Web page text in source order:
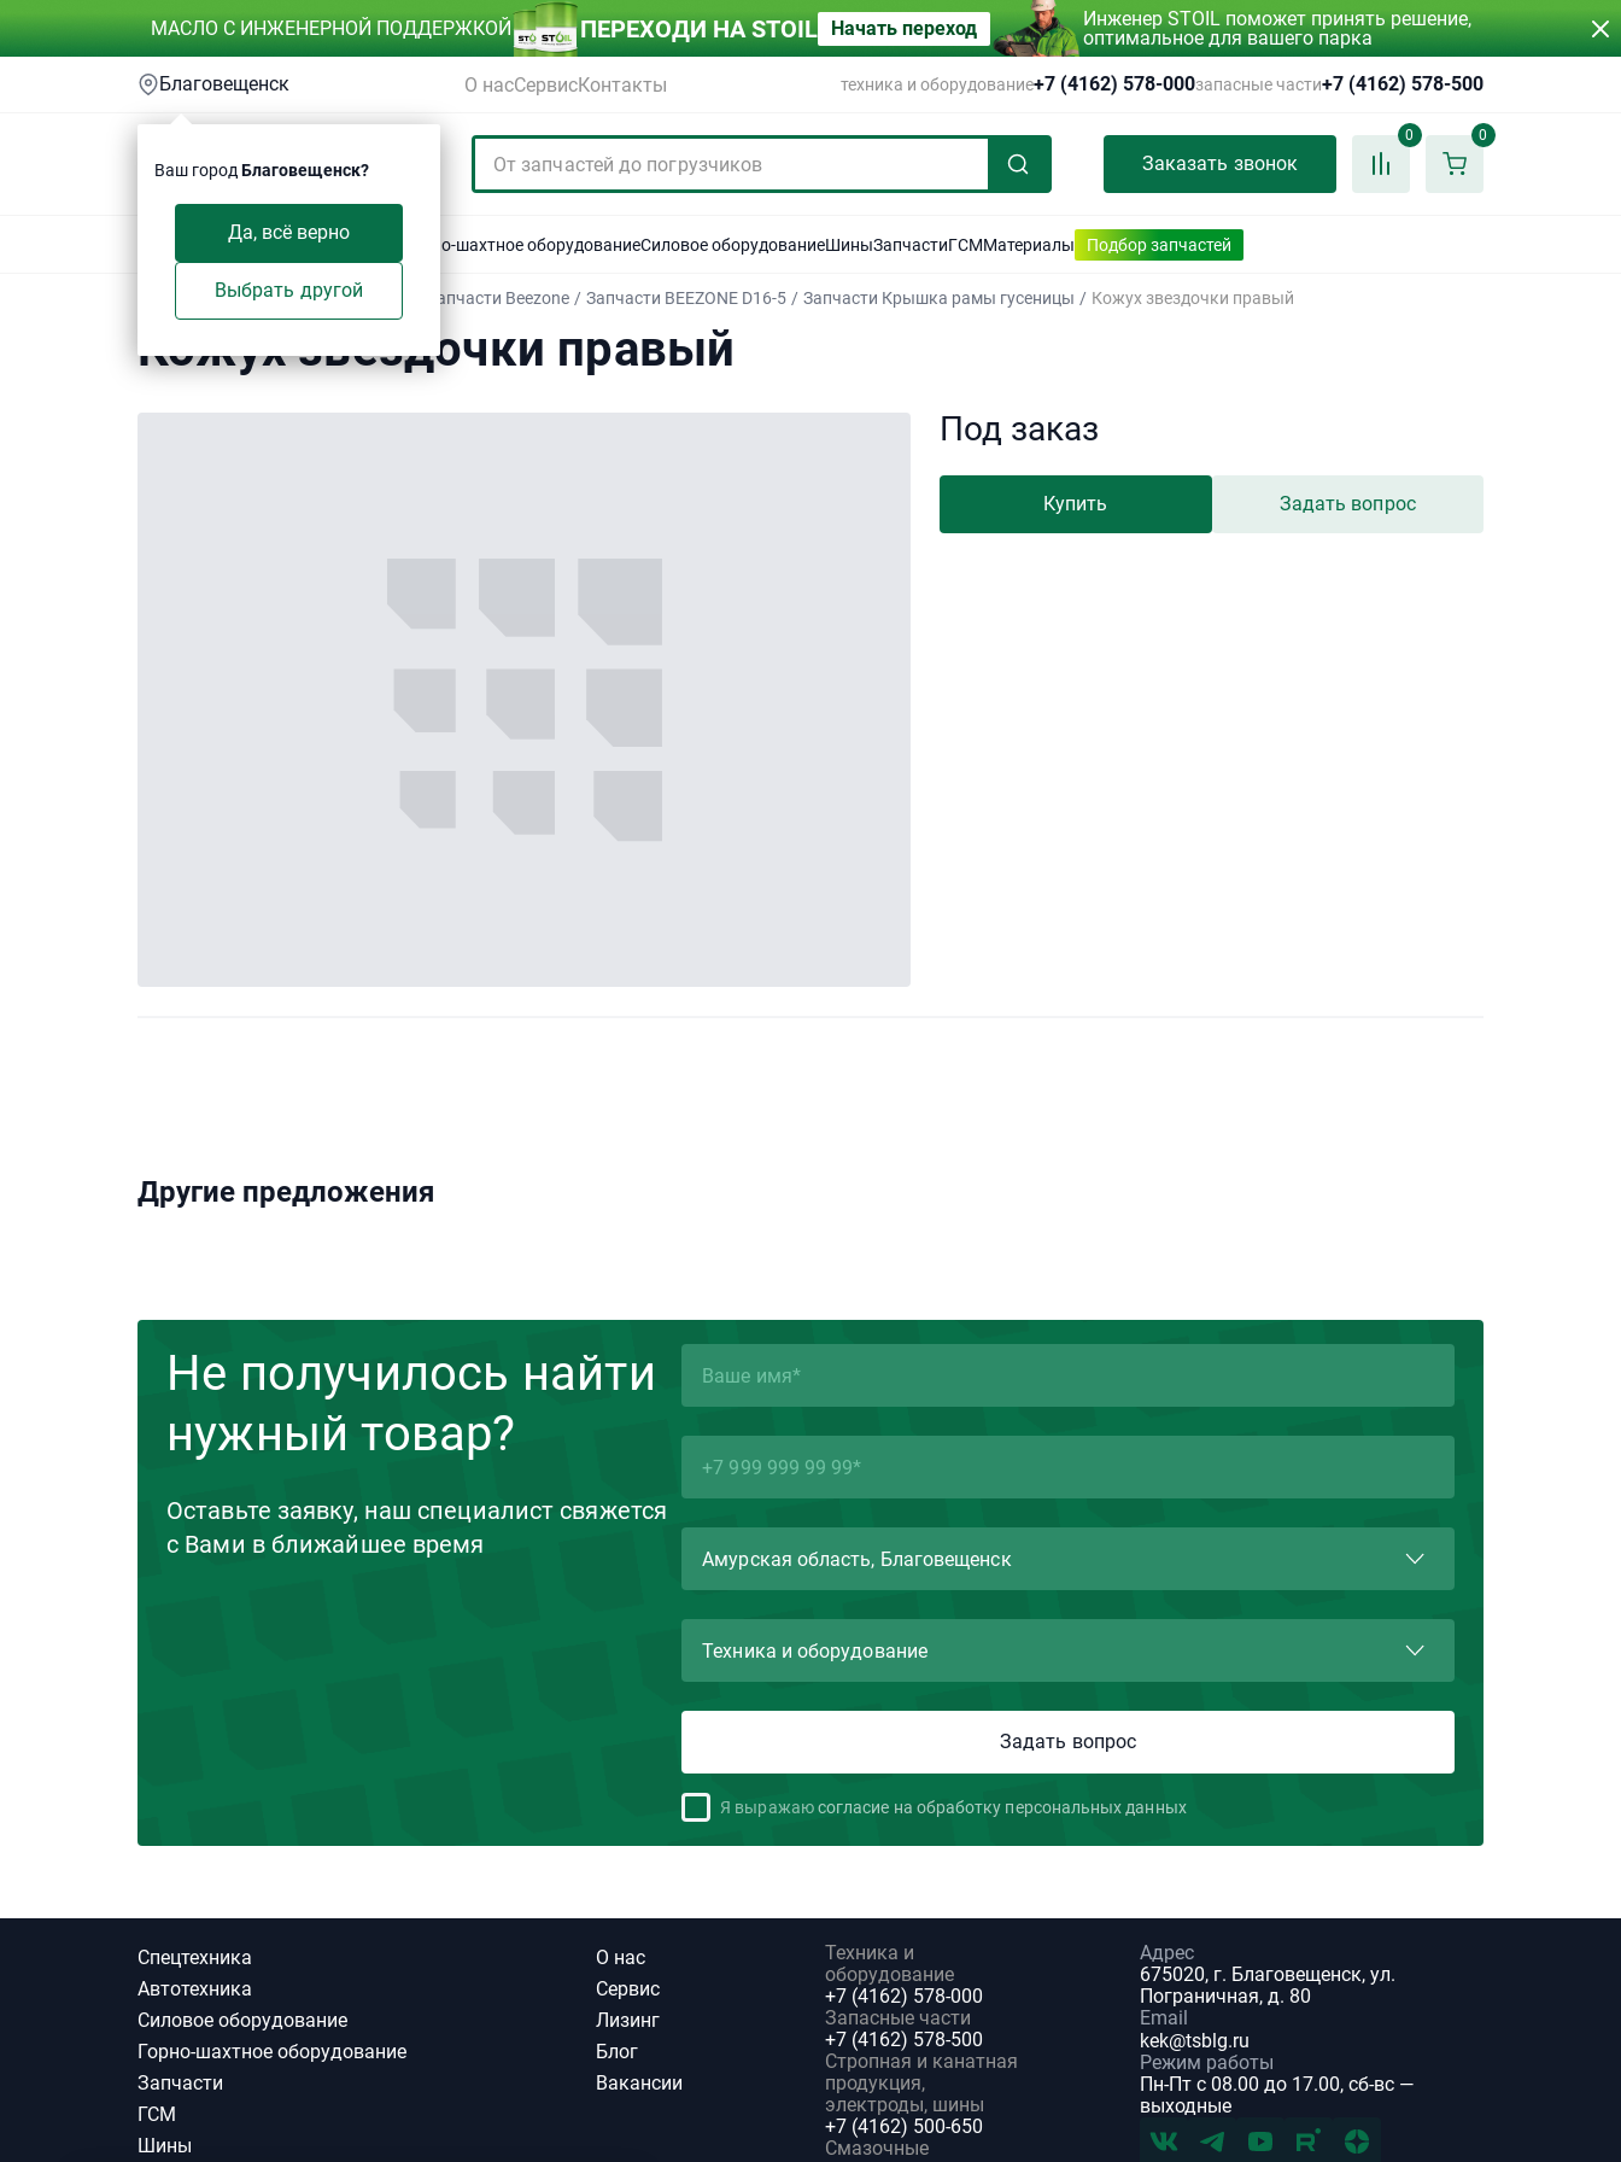
МАСЛО С ИНЖЕНЕРНОЙ ПОДДЕРЖКОЙ ПЕРЕХОДИ НА STOIL Начать переход
Инженер STOIL поможет принять решение,
оптимальное для вашего парка
Благовещенск
Ваш город Благовещенск?
Да, всё верно
Выбрать другой
О насСервисКонтакты техника и оборудование+7 (4162) 578-000запасные части+7 (4162) 578-500
Заказать звонок
0 0
СпецтехникаАвтотехника Горно-шахтное оборудованиеСиловое оборудованиеШиныЗапчастиГСММатериалы Подбор запчастей
Техсервис / Электронный каталог Запчасти Beezone / Запчасти BEEZONE D16-5 / Запчасти Крышка рамы гусеницы / Кожух звездочки правый
Кожух звездочки правый
Под заказ
Купить Задать вопрос
Другие предложения
Не получилось найти
нужный товар?
Оставьте заявку, наш специалист свяжется
с Вами в ближайшее время
Я выражаюсогласие на обработку персональных данных
Спецтехника
Автотехника
Силовое оборудование
Горно-шахтное оборудование
Запчасти
ГСМ
Шины
О нас
Сервис
Лизинг
Блог
Вакансии
Техника и
оборудование
+7 (4162) 578-000
Запасные части
+7 (4162) 578-500
Стропная и канатная
продукция,
электроды, шины
+7 (4162) 500-650
Смазочные
Адрес
675020, г. Благовещенск, ул.
Пограничная, д. 80
Email
kek@tsblg.ru
Режим работы
Пн-Пт с 08.00 до 17.00, сб-вс —
выходные